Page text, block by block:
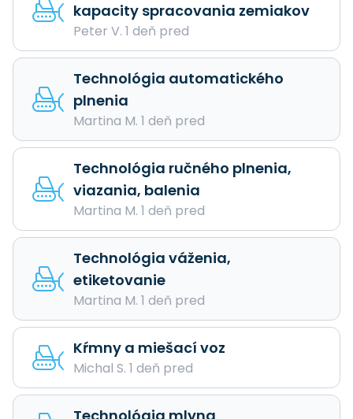
kapacity spracovania zemiakov
Peter V. 1 deň pred
Technológia automatického
plnenia
Martina M. 1 deň pred
Technológia ručného plnenia,
viazania, balenia
Martina M. 1 deň pred
Technológia váženia,
etiketovanie
Martina M. 1 deň pred
Kŕmny a miešací voz
Michal S. 1 deň pred